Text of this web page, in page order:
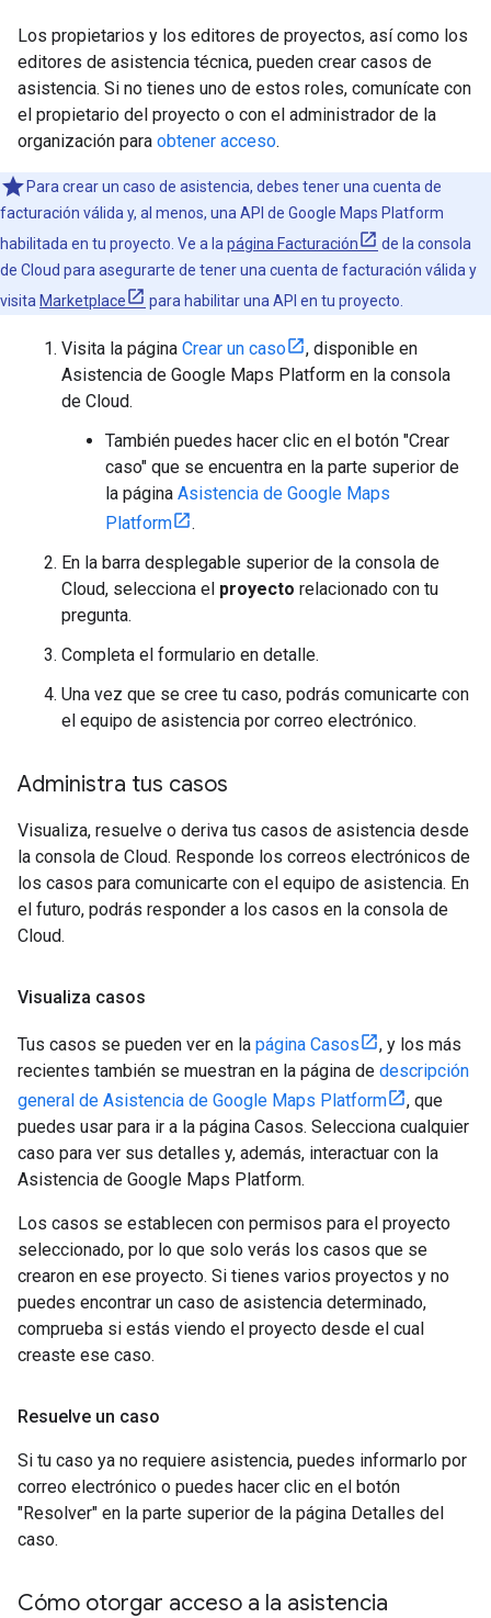
Los propietarios y los editores de proyectos, así como los
editores de asistencia técnica, pueden crear casos de
asistencia. Si no tienes uno de estos roles, comunícate con
el propietario del proyecto o con el administrador de la
organización para obtener acceso.
Para crear un caso de asistencia, debes tener una cuenta de
facturación válida y, al menos, una API de Google Maps Platform
habilitada en tu proyecto. Ve a la página Facturación
de la consola
de Cloud para asegurarte de tener una cuenta de facturación válida y
visita Marketplace para habilitar una API en tu proyecto.
Visita la página Crear un caso
, disponible en
Asistencia de Google Maps Platform en la consola
de Cloud.
También puedes hacer clic en el botón "Crear
caso" que se encuentra en la parte superior de
la página Asistencia de Google Maps
Platform
.
En la barra desplegable superior de la consola de
Cloud, selecciona el proyecto relacionado con tu
pregunta.
Completa el formulario en detalle.
Una vez que se cree tu caso, podrás comunicarte con
el equipo de asistencia por correo electrónico.
Administra tus casos
Visualiza, resuelve o deriva tus casos de asistencia desde
la consola de Cloud. Responde los correos electrónicos de
los casos para comunicarte con el equipo de asistencia. En
el futuro, podrás responder a los casos en la consola de
Cloud.
Visualiza casos
Tus casos se pueden ver en la página Casos
, y los más
recientes también se muestran en la página de descripción
general de Asistencia de Google Maps Platform
, que
puedes usar para ir a la página Casos. Selecciona cualquier
caso para ver sus detalles y, además, interactuar con la
Asistencia de Google Maps Platform.
Los casos se establecen con permisos para el proyecto
seleccionado, por lo que solo verás los casos que se
crearon en ese proyecto. Si tienes varios proyectos y no
puedes encontrar un caso de asistencia determinado,
comprueba si estás viendo el proyecto desde el cual
creaste ese caso.
Resuelve un caso
Si tu caso ya no requiere asistencia, puedes informarlo por
correo electrónico o puedes hacer clic en el botón
"Resolver" en la parte superior de la página Detalles del
caso.
Cómo otorgar acceso a la asistencia